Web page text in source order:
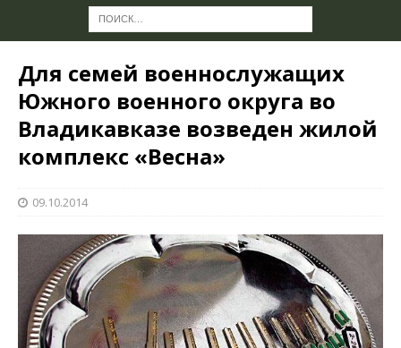
Для семей военнослужащих
Южного военного округа во
Владикавказе возведен жилой
комплекс «Весна»
09.10.2014